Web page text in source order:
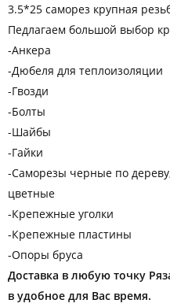
3.5*25 саморез крупная
Педлагаем большой выбор
-Анкера
-Дюбеля для теплоизоляции
-Гвозди
-Болты
-Шайбы
-Гайки
-Саморезы черные по
цветные
-Крепежные уголки
-Крепежные пластины
-Опоры бруса
Доставка в любую точку
в удобное для Вас время.